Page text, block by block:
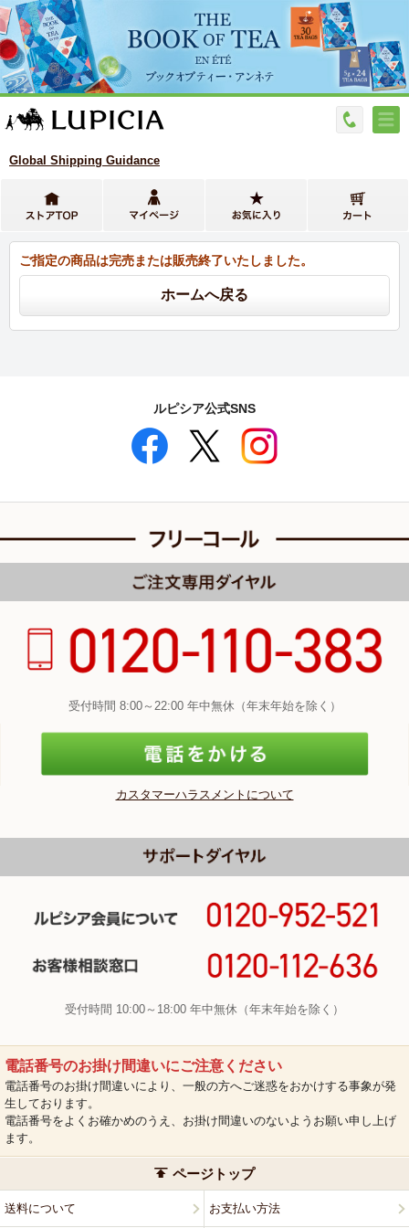
Global Shipping Guidance
ご指定の商品は完売または販売終了いたしました。
ルピシア公式SNS
受付時間 8:00～22:00 年中無休（年末年始を除く）
カスタマーハラスメントについて
受付時間 10:00～18:00 年中無休（年末年始を除く）
電話番号のお掛け間違いにご注意ください
電話番号のお掛け間違いにより、一般の方へご迷惑をおかけする事象が発
生しております。
電話番号をよくお確かめのうえ、お掛け間違いのないようお願い申し上げ
ます。
ページトップ
送料について お支払い方法